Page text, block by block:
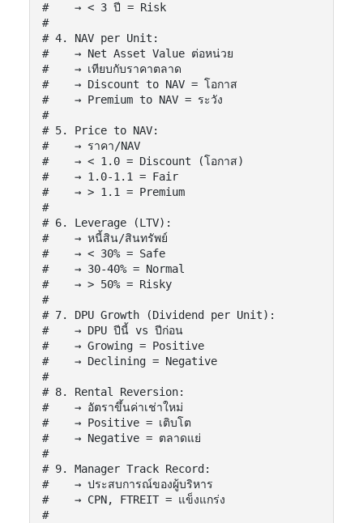
#    → < 3 ปี = Risk
#
# 4. NAV per Unit:
#    → Net Asset Value ต่อหน่วย
#    → เทียบกับราคาตลาด
#    → Discount to NAV = โอกาส
#    → Premium to NAV = ระวัง
#
# 5. Price to NAV:
#    → ราคา/NAV
#    → < 1.0 = Discount (โอกาส)
#    → 1.0-1.1 = Fair
#    → > 1.1 = Premium
#
# 6. Leverage (LTV):
#    → หนี้สิน/สินทรัพย์
#    → < 30% = Safe
#    → 30-40% = Normal
#    → > 50% = Risky
#
# 7. DPU Growth (Dividend per Unit):
#    → DPU ปีนี้ vs ปีก่อน
#    → Growing = Positive
#    → Declining = Negative
#
# 8. Rental Reversion:
#    → อัตราขึ้นค่าเช่าใหม่
#    → Positive = เติบโต
#    → Negative = ตลาดแย่
#
# 9. Manager Track Record:
#    → ประสบการณ์ของผู้บริหาร
#    → CPN, FTREIT = แข็งแกร่ง
#